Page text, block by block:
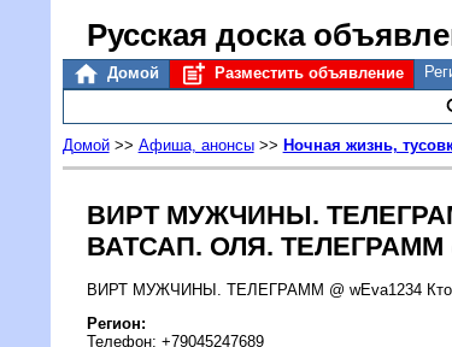
Русская доска
Домой Разместить объявление
Домой>> Афиша, анонсы>> Ночная жизнь,
ВИРТ МУЖЧИНЫ. ТЕЛЕГРАММ
ВАТСАП. ОЛЯ. ТЕЛЕГРАММ
ВИРТ МУЖЧИНЫ. ТЕЛЕГРАММ @ wEva1234 Кто
Регион:
Телефон: +79045247689